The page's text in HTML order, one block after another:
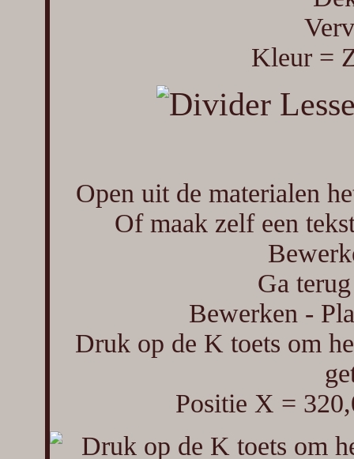
Kleur =
Open uit de materialen
Of maak zelf een
Ga
Bewerken -
Druk op de K toets om
Positie X =